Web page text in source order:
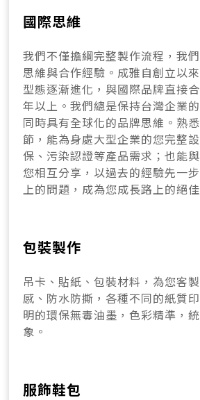
國際思維
我們不僅擔綱完整製作流程，我
思維與合作經驗。成雅自創立以
型態逐漸進化，與國際品牌直接
年以上。我們總是保持台灣企業
同時具有全球化的品牌思維。熟
節，能為身處大型企業的您完整
保、污染認證等產品需求；也能
您相互分享，以過去的經驗先一
上的問題，成為您成長路上的絕
包裝製作
吊卡、貼紙、包裝材料，為您客
感、防水防撕，各種不同的紙質
明的環保無毒油墨，色彩精準，
象。
服飾鞋包